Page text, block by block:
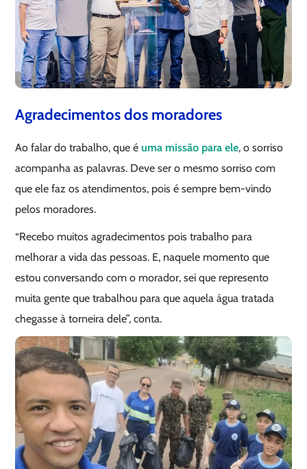
Agradecimentos dos moradores
Ao falar do trabalho, que éuma missão para ele, o sorriso
acompanha as palavras. Deve ser o mesmo sorriso com
que ele faz os atendimentos, pois é sempre bem-vindo
pelos moradores.
“Recebo muitos agradecimentos pois trabalho para
melhorar a vida das pessoas. E, naquele momento que
estou conversando com o morador, sei que represento
muita gente que trabalhou para que aquela água tratada
chegasse à torneira dele”, conta.